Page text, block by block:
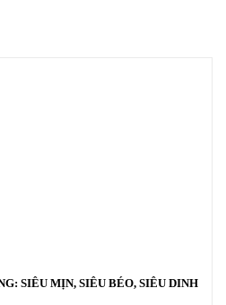
SIÊU MỊN, SIÊU BÉO, SIÊU DINH